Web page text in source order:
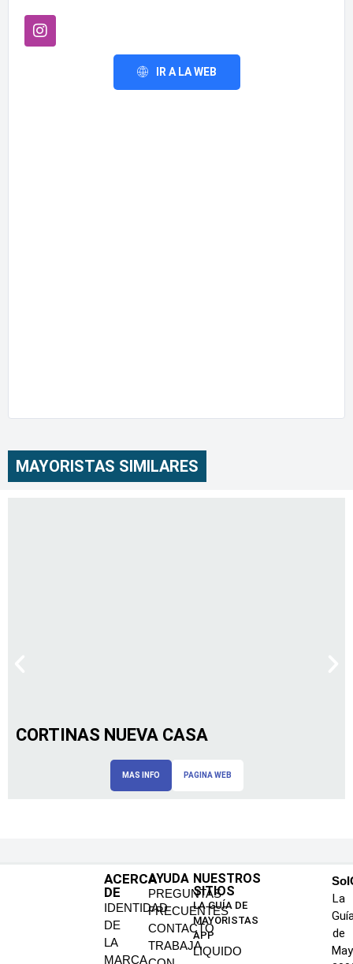
IR A LA WEB
MAYORISTAS SIMILARES
CORTINAS NUEVA CASA
MAS INFO PAGINA WEB
ACERCA
DE
IDENTIDAD
DE
LA
MARCA
AYUDA
PREGUNTAS
FRECUENTES
CONTACTO
TRABAJA
NUESTROS
SITIOS
LA GUÍA DE
MAYORISTAS
APP
LIQUIDO
La
de